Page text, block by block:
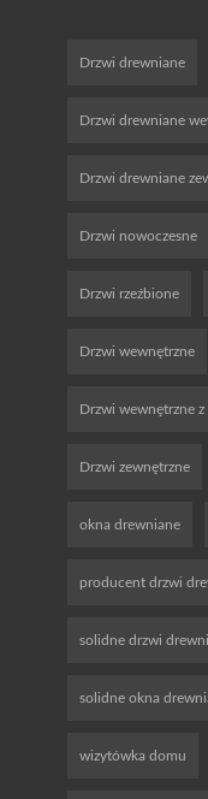
Drzwi drewniane
Drzwi drewniane
Drzwi drewniane
Drzwi nowoczesne
Drzwi rzeźbione
Drzwi wewnętrzne
Drzwi wewnętrzne z
Drzwi zewnętrzne
okna drewniane
producent drzwi
solidne drzwi
solidne okna
wizytówka domu